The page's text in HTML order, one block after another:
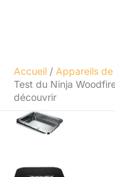
Accueil
Appareils
Test du Ninja
découvrir